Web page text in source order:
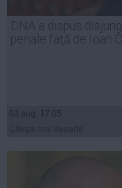
DNA a dispus
penale faţă de Ioan
03 aug, 17:05